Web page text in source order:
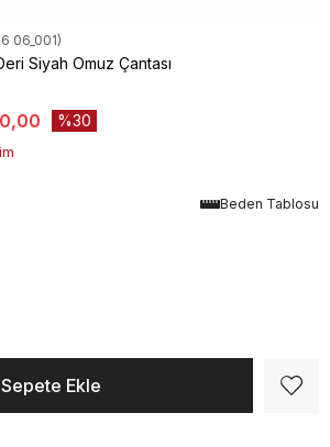
06_001)
Siyah Omuz Çantası
30
Beden Tablosu